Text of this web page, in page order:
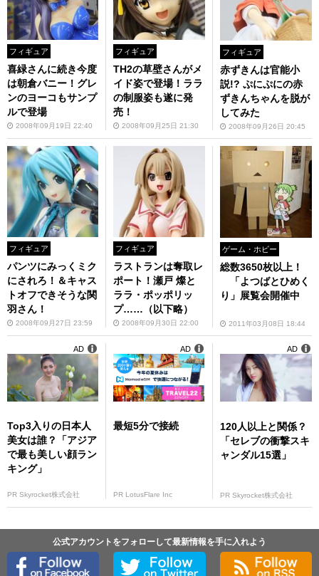
フィギュア
喜緑さんに続き今度
は朝倉バニー！グレ
ンのヨーコもサンプ
ルで登場
2008年09月19日 22:40
フィギュア
TH2の草壁さんがメ
イド姿で登場！ララ
の制服姿も遂に発
売！
2008年09月25日 21:30
フィギュア
赤ずきんは官能小
説!? ぷにぷにの赤
ずきんちゃんを脱が
してみた
2008年09月26日 20:45
フィギュア
パンツにみっくミク
にされろ！＆キャス
トオフできそうな関
羽さん！
2008年09月27日 23:59
フィギュア
ラストランは奪取レ
ポート！瀬戸 燦と
ララ・ポッポリッ
プ……（以下略）
2008年09月30日 22:00
ゲーム・ホビー
総数3650枚以上！
「よつばとひめく
り」展覧会開催中
2011年03月08日 18:44
Top3入りの日本人
美女は誰？「アジア
で最も美しい顔ラン
キング」
PR Skyrocket株式会社
AD
最短5分で接続
PR LotusFlare Inc
AD
120人以上と関係？
「セレブの衝撃スキ
ャンダル15選」
PR Skyrocket株式会社
AD
公式アカウントをフォローして最新情報を手に入れよう